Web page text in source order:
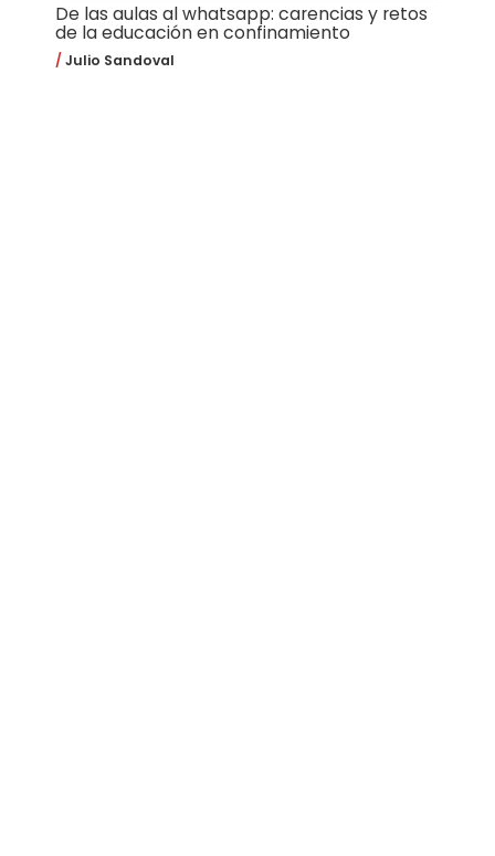
De las aulas al whatsapp: carencias y retos
de la educación en confinamiento
Julio Sandoval